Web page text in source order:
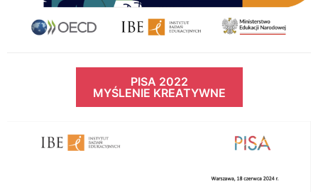
PISA 2022
MYŚLENIE KREATYWNE